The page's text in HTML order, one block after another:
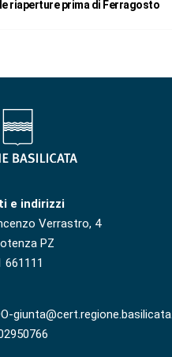
riaperture prima di Ferragosto
e indirizzi
Verrastro, 4
PZ
661111